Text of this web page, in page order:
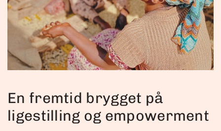
En fremtid brygget på
ligestilling og empowerment